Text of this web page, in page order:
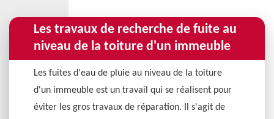
Les travaux de recherche de fuite au
niveau de la toiture d'un immeuble
Les fuites d'eau de pluie au niveau de la toiture
d'un immeuble est un travail qui se réalisent pour
éviter les gros travaux de réparation. Il s'agit de